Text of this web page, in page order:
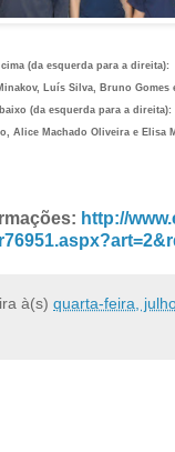
cima (da esquerda para a direita):
Luís Silva, Bruno Gomes
baixo (da esquerda para a direita):
Alice Machado Oliveira e Elisa
http://
à(s) quarta-feira,